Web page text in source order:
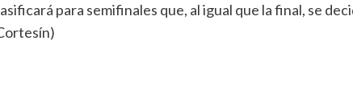
para semifinales que, al igual que la final, se